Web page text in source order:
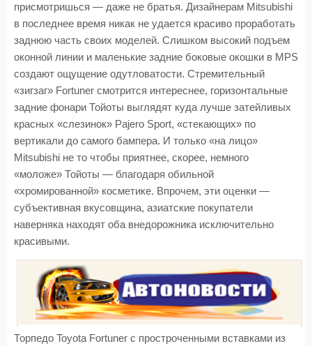
присмотришься — даже не братья. Дизайнерам Mitsubishi
в последнее время никак не удается красиво проработать
заднюю часть своих моделей. Слишком высокий подъем
оконной линии и маленькие задние боковые окошки в MPS
создают ощущение одутловатости. Стремительный
«зигзаг» Fortuner смотрится интереснее, горизонтальные
задние фонари Тойоты выглядят куда лучше затейливых
красных «слезинок» Pajero Sport, «стекающих» по
вертикали до самого бампера. И только «на лицо»
Mitsubishi не то чтобы приятнее, скорее, немного
«моложе» Тойоты — благодаря обильной
«хромированной» косметике. Впрочем, эти оценки —
субъективная вкусовщина, азиатские покупатели
наверняка находят оба внедорожника исключительно
красивыми.
Торпедо Toyota Fortuner с простроченными вставками из